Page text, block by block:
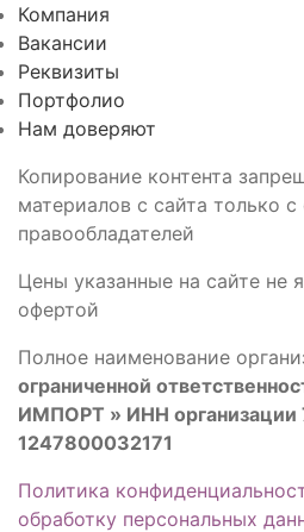
Компания
Вакансии
Реквизиты
Портфолио
Нам доверяют
Копирование контента
материалов с сайта только с
правообладателей
Цены указанные на сайте не
офертой
Полное наименование
ограниченной
ИМПОРТ » ИНН
1247800032171
Политика
обработку персональных